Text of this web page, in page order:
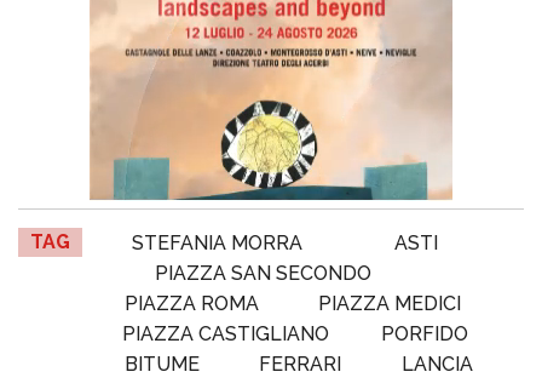
TAG STEFANIA MORRA
ASTI
PIAZZA SAN SECONDO
PIAZZA ROMA
PIAZZA MEDICI
PIAZZA CASTIGLIANO
PORFIDO
BITUME
FERRARI LANCIA